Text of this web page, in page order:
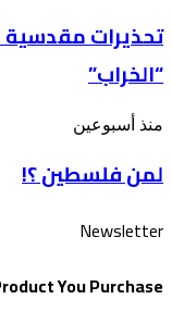
عن
الأقصى
من
أوسع
اقتحام
للأقصى
بذكرى
“الخراب”
تحذيرات
“الخراب”
لمن
؟!
منذ أسبوعين
لمن فلسطين ؟!
Newsletter
You Purchase